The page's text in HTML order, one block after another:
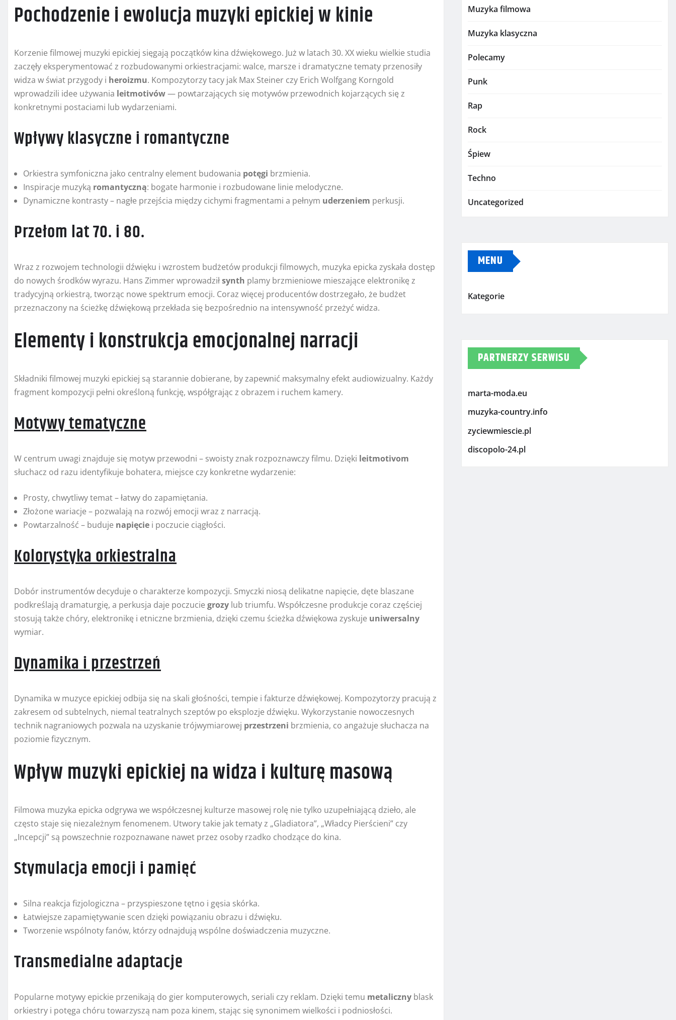
Pochodzenie i ewolucja muzyki epickiej w kinie
Korzenie filmowej muzyki epickiej sięgają początków kina dźwiękowego. Już w latach 30. XX wieku wielkie studia
zaczęły eksperymentować z rozbudowanymi orkiestracjami: walce, marsze i dramatyczne tematy przenosiły
widza w świat przygody i heroizmu. Kompozytorzy tacy jak Max Steiner czy Erich Wolfgang Korngold
wprowadzili idee używania leitmotivów— powtarzających się motywów przewodnich kojarzących się z
konkretnymi postaciami lub wydarzeniami.
Wpływy klasyczne i romantyczne
Orkiestra symfoniczna jako centralny element budowania potęgi brzmienia.
Inspiracje muzyką romantyczną: bogate harmonie i rozbudowane linie melodyczne.
Dynamiczne kontrasty – nagłe przejścia między cichymi fragmentami a pełnym uderzeniem perkusji.
Przełom lat 70. i 80.
Wraz z rozwojem technologii dźwięku i wzrostem budżetów produkcji filmowych, muzyka epicka zyskała dostęp
do nowych środków wyrazu. Hans Zimmer wprowadziłsynth plamy brzmieniowe mieszające elektronikę z
tradycyjną orkiestrą, tworząc nowe spektrum emocji. Coraz więcej producentów dostrzegało, że budżet
przeznaczony na ścieżkę dźwiękową przekłada się bezpośrednio na intensywność przeżyć widza.
Elementy i konstrukcja emocjonalnej narracji
Składniki filmowej muzyki epickiej są starannie dobierane, by zapewnić maksymalny efekt audiowizualny. Każdy
fragment kompozycji pełni określoną funkcję, współgrając z obrazem i ruchem kamery.
Motywy tematyczne
W centrum uwagi znajduje się motyw przewodni – swoisty znak rozpoznawczy filmu. Dzięki leitmotivom
słuchacz od razu identyfikuje bohatera, miejsce czy konkretne wydarzenie:
Prosty, chwytliwy temat – łatwy do zapamiętania.
Złożone wariacje – pozwalają na rozwój emocji wraz z narracją.
Powtarzalność – buduje napięcie i poczucie ciągłości.
Kolorystyka orkiestralna
Dobór instrumentów decyduje o charakterze kompozycji. Smyczki niosą delikatne napięcie, dęte blaszane
podkreślają dramaturgię, a perkusja daje poczucie grozy lub triumfu. Współczesne produkcje coraz częściej
stosują także chóry, elektronikę i etniczne brzmienia, dzięki czemu ścieżka dźwiękowa zyskuje uniwersalny
wymiar.
Dynamika i przestrzeń
Dynamika w muzyce epickiej odbija się na skali głośności, tempie i fakturze dźwiękowej. Kompozytorzy pracują z
zakresem od subtelnych, niemal teatralnych szeptów po eksplozje dźwięku. Wykorzystanie nowoczesnych
technik nagraniowych pozwala na uzyskanie trójwymiarowej przestrzeni brzmienia, co angażuje słuchacza na
poziomie fizycznym.
Wpływ muzyki epickiej na widza i kulturę masową
Filmowa muzyka epicka odgrywa we współczesnej kulturze masowej rolę nie tylko uzupełniającą dzieło, ale
często staje się niezależnym fenomenem. Utwory takie jak tematy z „Gladiatora”, „Władcy Pierścieni” czy
„Incepcji” są powszechnie rozpoznawane nawet przez osoby rzadko chodzące do kina.
Stymulacja emocji i pamięć
Silna reakcja fizjologiczna – przyspieszone tętno i gęsia skórka.
Łatwiejsze zapamiętywanie scen dzięki powiązaniu obrazu i dźwięku.
Tworzenie wspólnoty fanów, którzy odnajdują wspólne doświadczenia muzyczne.
Transmedialne adaptacje
Popularne motywy epickie przenikają do gier komputerowych, seriali czy reklam. Dzięki temu metaliczny blask
orkiestry i potęga chóru towarzyszą nam poza kinem, stając się synonimem wielkości i podniosłości.
Muzyka filmowa
Muzyka klasyczna
Polecamy
Punk
Rap
Rock
Śpiew
Techno
Uncategorized
MENU
Kategorie
PARTNERZY SERWISU
marta-moda.eu
muzyka-country.info
zyciewmiescie.pl
discopolo-24.pl